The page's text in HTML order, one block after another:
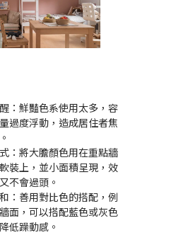
：鮮豔色系使用太多，容
過度浮動，造成居住者焦
：將大膽顏色用在重點牆
裝上，並小面積呈現，效
不會過頭。
：善用對比色的搭配，例
面，可以搭配藍色或灰色
低躁動感。